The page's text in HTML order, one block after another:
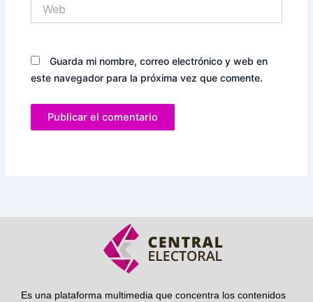
Guarda mi nombre, correo electrónico y web en
este navegador para la próxima vez que comente.
Es una plataforma multimedia que concentra los contenidos